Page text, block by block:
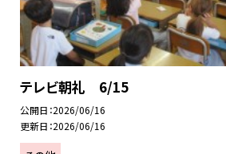
テレビ朝礼 6/15
公開日 2026/06/16
更新日 2026/06/16